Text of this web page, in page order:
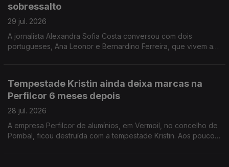
sobressalto
29 jul. 2026
A jornalista Alexandra Sofia Costa conversou com dois
portugueses, Ana Leonor e Bernardino Ferreira, que vivem a
Tempestade Kristin ainda deixa marcas na
Perfilcor 6 meses depois
28 jul. 2026
A empresa Perfilcor de alumínios, em Vermoil, no concelho de
Pombal, ficou destruída com a tempestade Kristin. Aos poucos